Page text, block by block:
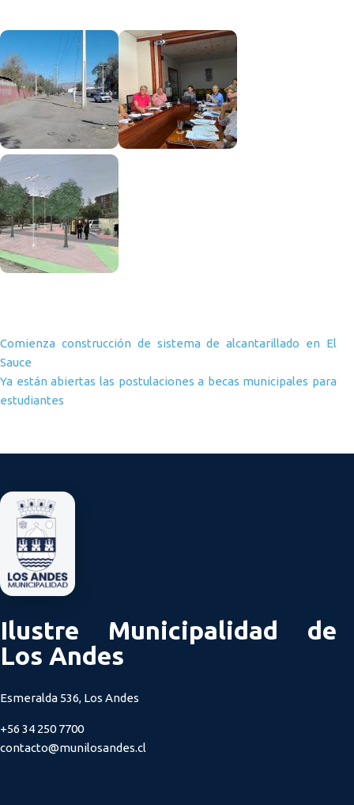
Navegación de entradas
Comienza construcción de sistema de alcantarillado en El
Sauce
Ya están abiertas las postulaciones a becas municipales para
estudiantes
Ilustre Municipalidad de
Los Andes
Esmeralda 536, Los Andes
+56 34 250 7700
contacto@munilosandes.cl